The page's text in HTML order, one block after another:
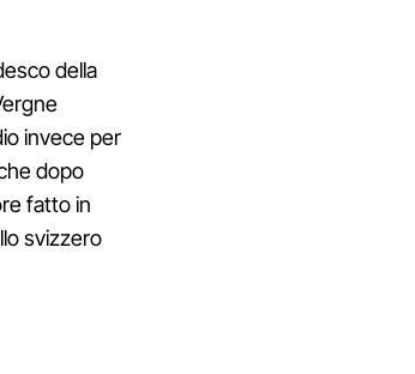
della
invece per
dopo
fatto in
svizzero